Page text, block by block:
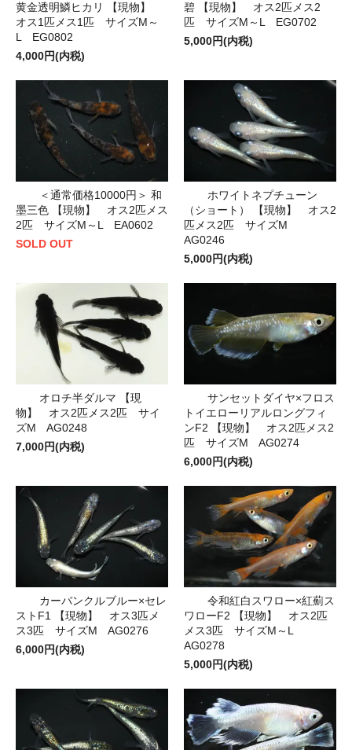
黄金透明鱗ヒカリ 【現物】
オス1匹メス1匹 サイズM～
L EG0802
4,000円(内税)
碧 【現物】 オス2匹メス2
匹 サイズM～L EG0702
5,000円(内税)
＜通常価格10000円＞ 和
墨三色 【現物】 オス2匹メス
2匹 サイズM～L EA0602
SOLD OUT
ホワイトネプチューン
（ショート） 【現物】 オス2
匹メス2匹 サイズM
AG0246
5,000円(内税)
オロチ半ダルマ 【現
物】 オス2匹メス2匹 サイ
ズM AG0248
7,000円(内税)
サンセットダイヤ×フロス
トイエローリアルロングフィ
ンF2 【現物】 オス2匹メス2
匹 サイズM AG0274
6,000円(内税)
カーバンクルブルー×セレ
ストF1 【現物】 オス3匹メ
ス3匹 サイズM AG0276
6,000円(内税)
令和紅白スワロー×紅薊ス
ワローF2 【現物】 オス2匹
メス3匹 サイズM～L
AG0278
5,000円(内税)